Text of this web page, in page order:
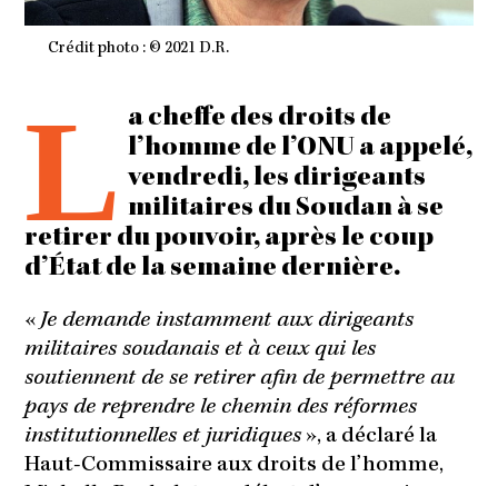
Crédit photo : © 2021 D.R.
L a cheffe des droits de
l’homme de l’ONU a appelé,
vendredi, les dirigeants
militaires du Soudan à se
retirer du pouvoir, après le coup
d’État de la semaine dernière.
« Je demande instamment aux dirigeants
militaires soudanais et à ceux qui les
soutiennent de se retirer afin de permettre au
pays de reprendre le chemin des réformes
institutionnelles et juridiques», a déclaré la
Haut-Commissaire aux droits de l’homme,